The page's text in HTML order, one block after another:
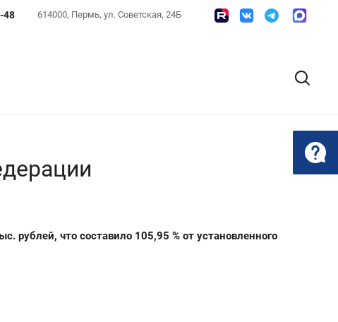
614000, Пермь, ул. Советская, 24Б
48
что составило 105,95 % от установленного